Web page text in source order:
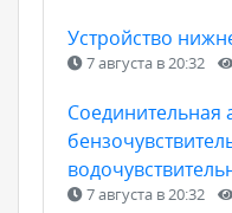
Устройство
7 августа в 20:32
Соединительная
7 августа в 20:32